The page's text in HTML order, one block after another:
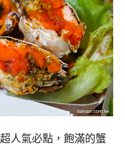
人氣必點，飽滿的蟹